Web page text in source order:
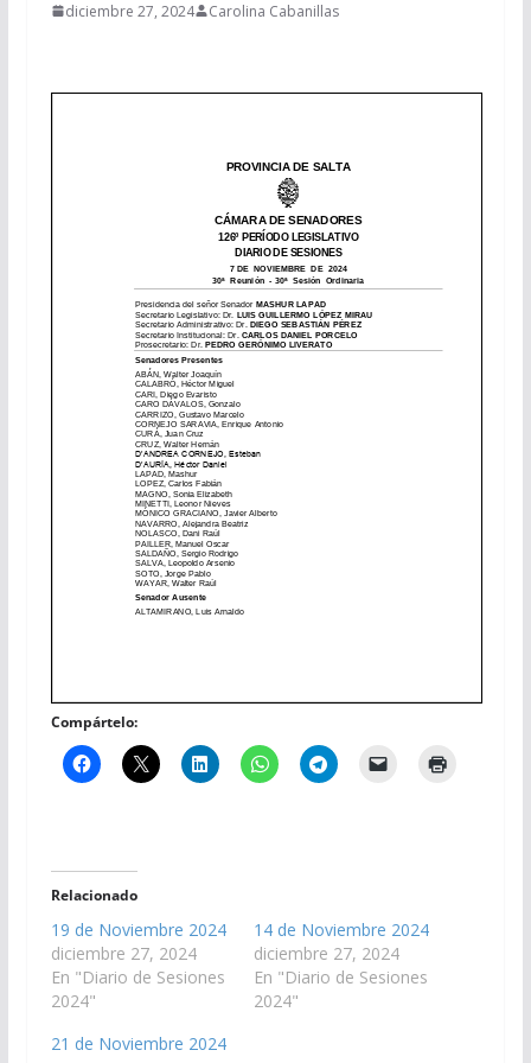
diciembre 27, 2024 Carolina Cabanillas
Compártelo:
Relacionado
19 de Noviembre 2024
diciembre 27, 2024
En "Diario de Sesiones
2024"
14 de Noviembre 2024
diciembre 27, 2024
En "Diario de Sesiones
2024"
21 de Noviembre 2024